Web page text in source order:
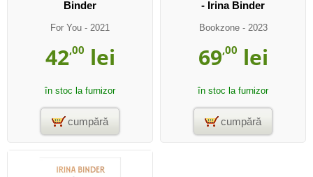
Binder
For You - 2021
42,00 lei
în stoc la furnizor
cumpără
- Irina Binder
Bookzone- 2023
69,00 lei
în stoc la furnizor
cumpără